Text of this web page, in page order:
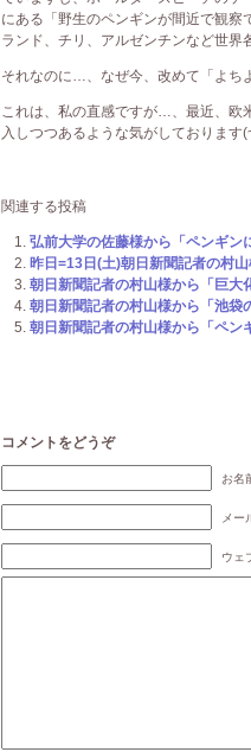
にある「野生のペンギンが間近で観
ランド、チリ、アルゼンチンなど世界
それなのに…、なぜ今、改めて「よち
これは、私の直感ですが…、最近、欧
入しつつあるような気がしております
関連する投稿
弘前大学の佐藤様から「ペンギ
昨日=13日(土)朝日新聞記者の村
朝日新聞記者の村山様から「巨
朝日新聞記者の村山様から「池
朝日新聞記者の村山様から「ペ
コメントをどうぞ
お名
メー
ウェ